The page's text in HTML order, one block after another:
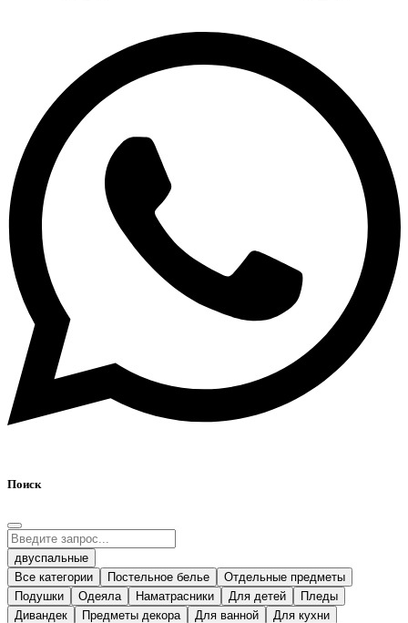
Поиск
двуспальные
Все категории
Постельное белье
Отдельные предметы
Подушки
Одеяла Наматрасники Для детей
Пледы
Дивандек
Предметы декора Для ванной
Для кухни